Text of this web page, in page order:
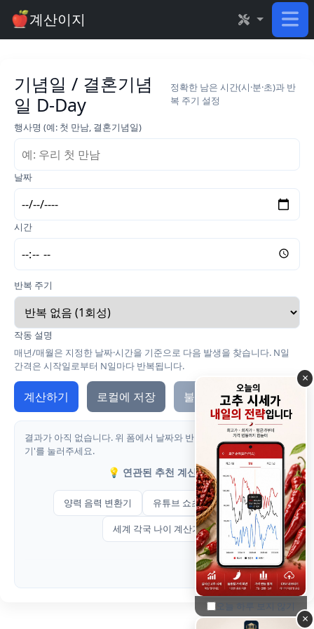
계산이지
기념일 / 결혼기념
일 D-Day
정확한 남은 시간(시·분·초)과 반
복 주기 설정
행사명 (예: 첫 만남, 결혼기념일)
날짜
시간
반복 주기
작동 설명
매년/매월은 지정한 날짜·시간을 기준으로 다음 발생을 찾습니다. N일
간격은 시작일로부터 N일마다 반복됩니다.
계산하기 로컬에 저장 불러오기
결과가 아직 없습니다. 위 폼에서 날짜와 반복을 설정한 후 '계산하
기'를 눌러주세요.
💡 연관된 추천 계산기
양력 음력 변환기 유튜브 쇼츠 수익 계산기
세계 각국 나이 계산기
×
×
오늘 하루 보지 않기